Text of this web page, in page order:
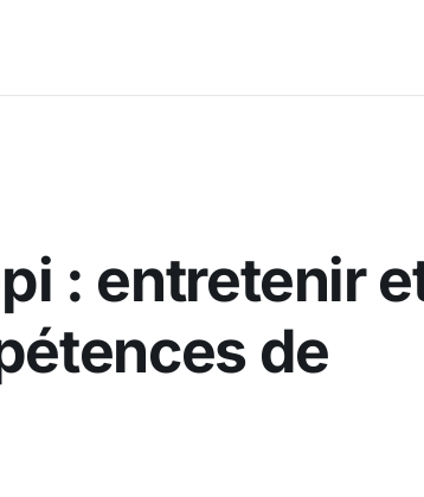
: entretenir
de